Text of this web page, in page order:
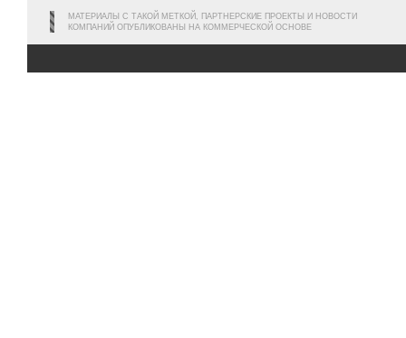
МАТЕРИАЛЫ С ТАКОЙ МЕТКОЙ, ПАРТНЕРСКИЕ ПРОЕКТЫ И НОВОСТИ
КОМПАНИЙ ОПУБЛИКОВАНЫ НА КОММЕРЧЕСКОЙ ОСНОВЕ